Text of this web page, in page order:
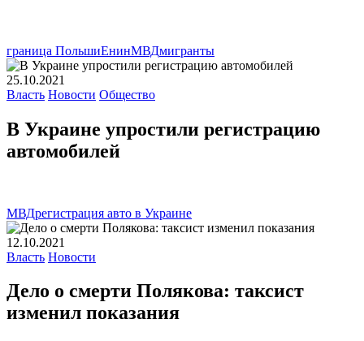
граница ПольшиЕнинМВДмигранты
25.10.2021
Власть Новости Общество
В Украине упростили регистрацию
автомобилей
МВДрегистрация авто в Украине
12.10.2021
Власть Новости
Дело о смерти Полякова: таксист
изменил показания